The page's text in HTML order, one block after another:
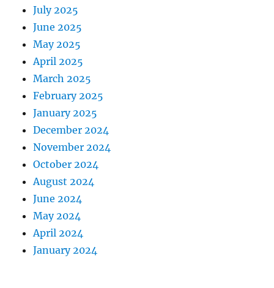
July 2025
June 2025
May 2025
April 2025
March 2025
February 2025
January 2025
December 2024
November 2024
October 2024
August 2024
June 2024
May 2024
April 2024
January 2024